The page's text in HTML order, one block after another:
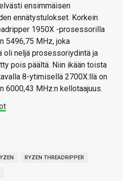
ensimmäisen
ennätystulokset. Korkein
1950X -prosessorilla
5496,75 MHz, joka
oli neljä prosessoriydintä ja
pois päältä. Niin ikään toista
8-ytimisellä 2700X:llä on
6000,43 MHz:n kellotaajuus.
RYZEN THREADRIPPER